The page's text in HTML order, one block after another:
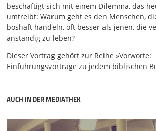
Heuchelei. Zwar meint Jeremia, dass die
schon Erfahrungen gemacht haben, die
Warnung begreifen müssten, aber das
"Du hast sie geschlagen, aber es tut ihnen
03:00
hast sie vernichtet, aber sie haben dich
Züchtigung anzunehmen." Bei all dem,
einem ausgeprägten Rechtswillen. Das
nach Recht und Ethos zugeht, nach Treu
beschäftigt sich mit einem Dilemma, das
umtreibt: Warum geht es den Menschen,
boshaft handeln, oft besser als jenen, die
anständig zu leben?
Dieser Vortrag gehört zur Reihe »Vorworte:
Einführungsvorträge zu jedem biblischen
AUCH IN DER MEDIATHEK